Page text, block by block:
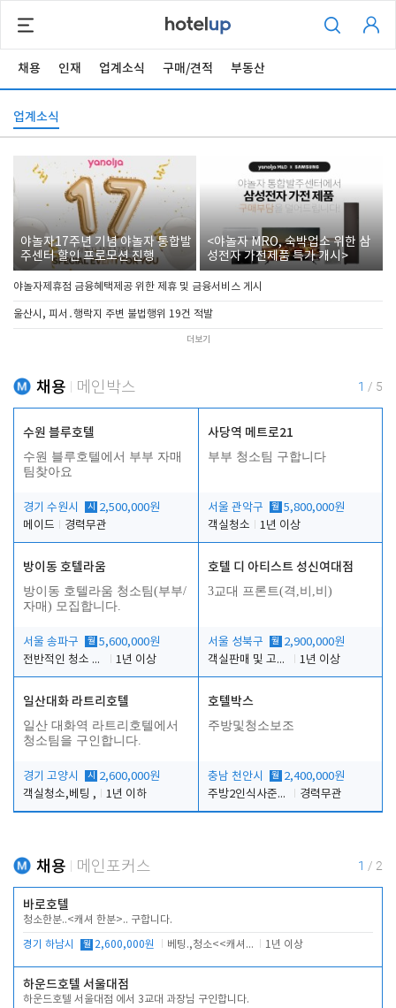
채용 인재 업계소식 구매/견적 부동산
업계소식
야놀자17주년 기념 야놀자 통합발
주센터 할인 프로모션 진행
<야놀자 MRO, 숙박업소 위한 삼
성전자 가전제품 특가 개시>
야놀자제휴점 금융혜택제공 위한 제휴 및 금융서비스 게시
울산시, 피서․행락지 주변 불법행위 19건 적발
더보기
채용 메인박스 1 / 5
수원 블루호텔
수원 블루호텔에서 부부 자매
팀찾아요
경기 수원시 시
2,500,000원
메이드
경력무관
사당역 메트로21
부부 청소팀 구합니다
서울 관악구 월 5,800,000원
객실청소
1년 이상
방이동 호텔라움
방이동 호텔라움 청소팀(부부/
자매) 모집합니다.
서울 송파구 월 5,600,000원
전반적인 청소 업무(객실청소.객실정리)
1년 이상
호텔 디 아티스트 성신여대점
3교대 프론트(격,비,비)
서울 성북구 월 2,900,000원
객실판매 및 고객응대
1년 이상
일산대화 라트리호텔
일산 대화역 라트리호텔에서
청소팀을 구인합니다.
경기 고양시 시
2,600,000원
객실청소,베팅 ,
1년 이하
호텔박스
주방및청소보조
충남 천안시 월 2,400,000원
주방2인식사준비및청소린렌보조
경력무관
채용 메인포커스 1 / 2
바로호텔
청소한분..<캐셔 한분>.. 구합니다.
경기 하남시 월 2,600,000원 베팅.,청소<<캐셔 모셔봅니다. 1년 이상
하운드호텔 서울대점
하운드호텔 서울대점 에서 3교대 과장님 구인합니다.